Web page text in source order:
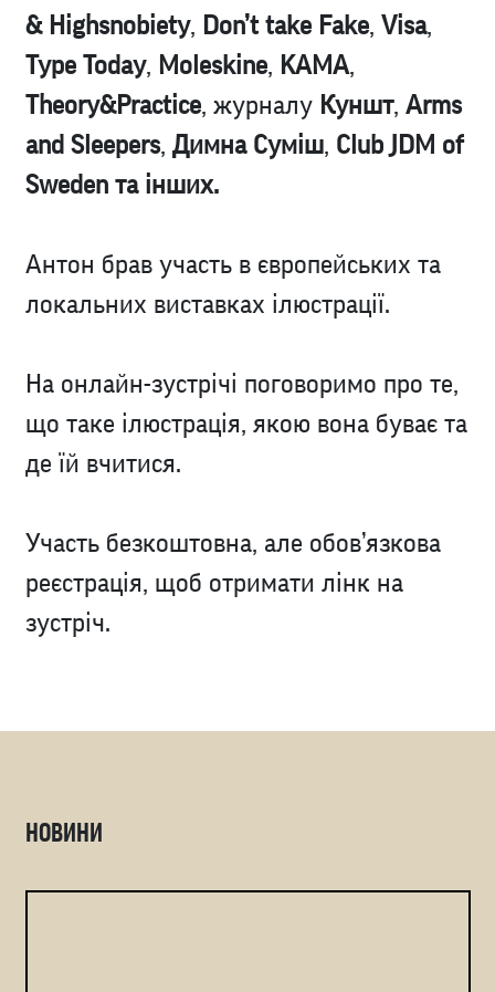
& Highsnobiety, Don’t take Fake, Visa,
Type Today, Moleskine, KAMA,
Theory&Practice, журналу Куншт, Arms
and Sleepers, Димна Сумiш, Club JDM of
Sweden та інших.
Антон брав участь в європейських та
локальних виставках ілюстрації.
На онлайн-зустрічі поговоримо про те,
що таке ілюстрація, якою вона буває та
де їй вчитися.
Участь безкоштовна, але обов’язкова
реєстрація, щоб отримати лінк на
зустріч.
НОВИНИ